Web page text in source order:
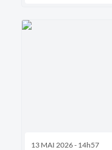
13 MAI 2026 - 14h57